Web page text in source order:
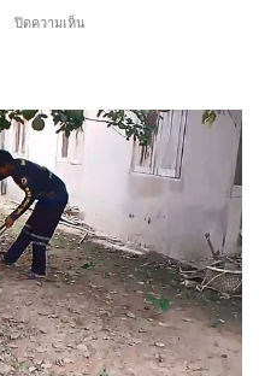
ปิดความเห็น
เมตร
ไผ่
ชาวสวน
ไม่
กล้า
กรีด
ยาง